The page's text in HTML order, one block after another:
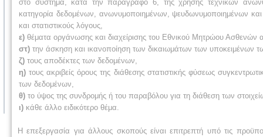
στο σύστημα, κατά την παράγραφο 6, της χρήσης τεχνικών
κατηγορία δεδομένων, ανωνυμοποιημένων, ψευδωνυμοποιημένων και
και στατιστικούς λόγους,
ε) θέματα οργάνωσης και διαχείρισης του Εθνικού Μητρώου
στ) την άσκηση και ικανοποίηση των δικαιωμάτων των υποκειμένων
ζ) τους αποδέκτες των δεδομένων,
η) τους ακριβείς όρους της διάθεσης στατιστικής φύσεως
των δεδομένων,
θ) το ύψος της συνδρομής ή του παραβόλου για τη διάθεση των
ι) κάθε άλλο ειδικότερο θέμα.
Η επεξεργασία για άλλους σκοπούς είναι επιτρεπτή υπό τις